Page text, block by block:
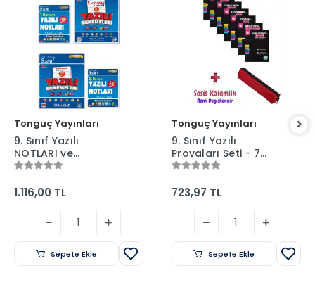
Tonguç Yayınları
9. Sınıf Yazılı
NOTLARI ve
DENEMELERİ - 1 ve 2.
Yayınları
1.116,00 TL
Sepete Ekle
Tonguç Yayınları
9. Sınıf Yazılı
Provaları Seti - 7
Kitap 1 ve 2. Dönem
Kutusu
723,97 TL
Sepete Ekle